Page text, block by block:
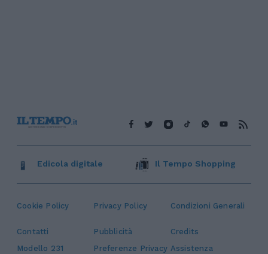
Cookie Policy Privacy Policy Condizioni Generali
Contatti Pubblicità
Credits
Modello 231
Preferenze Privacy Assistenza
Edicola digitale Il Tempo Shopping